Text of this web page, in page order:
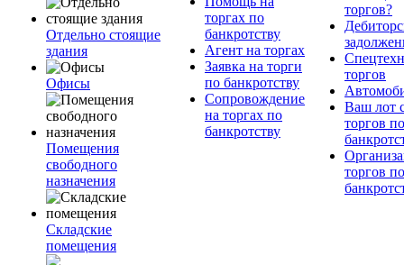
Отдельно стоящие
здания
Офисы
Помещения
свободного
назначения
Складские
помещения
торгах по
банкротству
Агент на торгах
Заявка на торги
по банкротству
Сопровождение
на торгах по
банкротству
торгов?
торгов
Ваш лот
торгов по
торгов по